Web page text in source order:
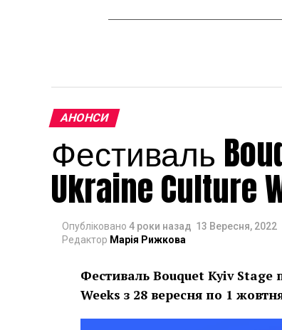
АНОНСИ
Фестиваль
Ukraine Culture
Опубліковано 4 роки назад 13 Вересня, 2022
Редактор Марія Рижкова
Фестиваль Bouquet Kyiv
Weeks з 28 вересня по 1